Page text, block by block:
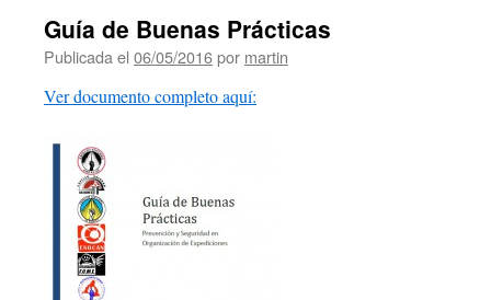
Guía de Buenas Prácticas
Publicada el 06/05/2016por martin
Ver documento completo aquí: